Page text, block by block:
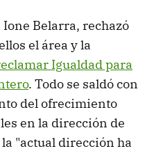
Belarra, rechazó
el área y la
Igualdad para
. Todo se saldó con
del ofrecimiento
en la dirección de
"actual dirección ha